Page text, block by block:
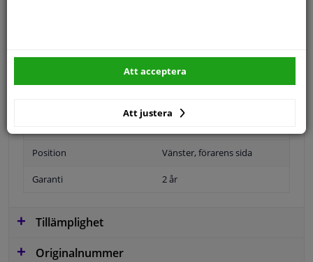
Position Vänster, förarens sida
Garanti 2 år
Tillämplighet
Originalnummer
Att justera
Att acceptera